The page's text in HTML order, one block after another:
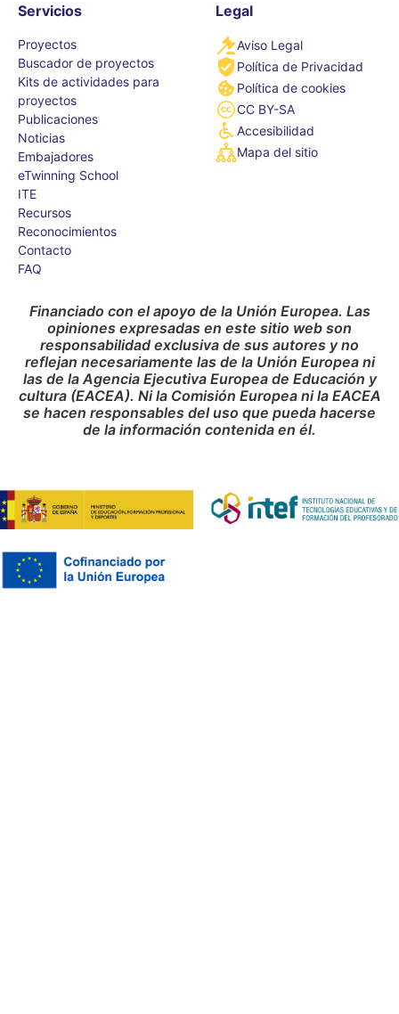
Servicios
Proyectos
Buscador de proyectos
Kits de actividades para
proyectos
Publicaciones
Noticias
Embajadores
eTwinning School
ITE
Recursos
Reconocimientos
Contacto
FAQ
Legal
Aviso Legal
Política de Privacidad
Política de cookies
CC BY-SA
Accesibilidad
Mapa del sitio
Financiado con el apoyo de la Unión Europea. Las
opiniones expresadas en este sitio web son
responsabilidad exclusiva de sus autores y no
reflejan necesariamente las de la Unión Europea ni
las de la Agencia Ejecutiva Europea de Educación y
cultura (EACEA). Ni la Comisión Europea ni la EACEA
se hacen responsables del uso que pueda hacerse
de la información contenida en él.